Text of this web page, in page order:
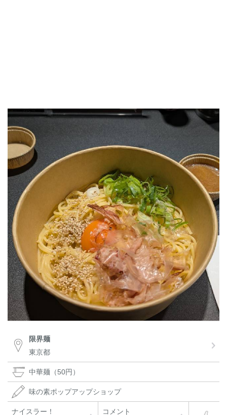
限界麺
東京都
中華麺（50円）
味の素ポップアップショップ
ナイスラー！ コメント